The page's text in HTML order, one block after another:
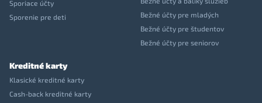
Sporiace účty
Sporenie pre deti
Bežné účty pre mladých
Bežné účty pre študentov
Bežné účty pre seniorov
Kreditné karty
Klasické kreditné karty
Cash-back kreditné karty